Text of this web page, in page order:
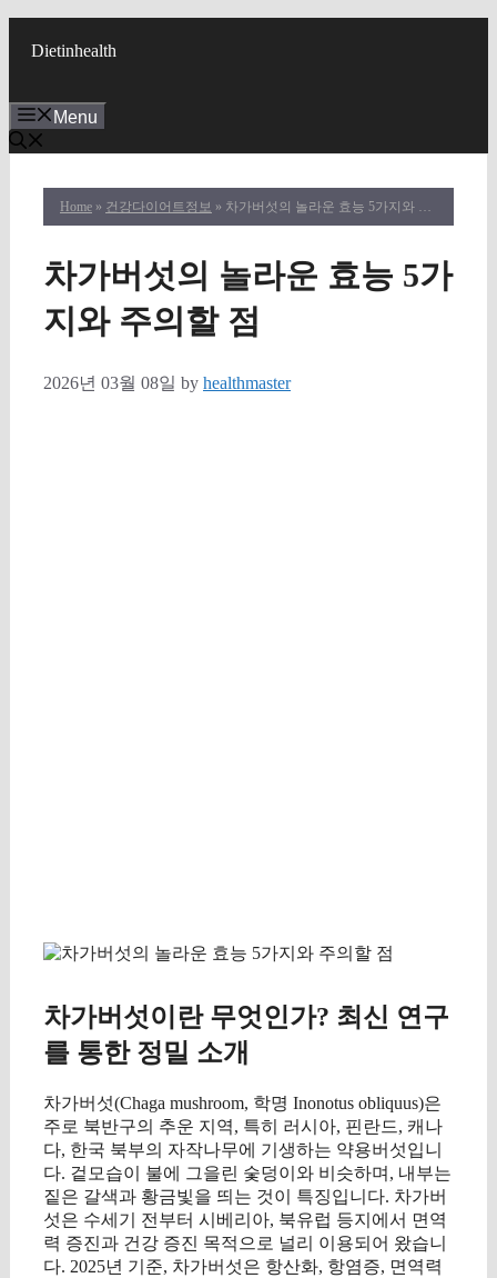
Dietinhealth
Menu
Home » 건강다이어트정보 » 차가버섯의 놀라운 효능 5가지와 주의할 점
차가버섯의 놀라운 효능 5가
지와 주의할 점
2026년 03월 08일 by healthmaster
차가버섯이란 무엇인가? 최신 연구
를 통한 정밀 소개
차가버섯(Chaga mushroom, 학명 Inonotus obliquus)은
주로 북반구의 추운 지역, 특히 러시아, 핀란드, 캐나
다, 한국 북부의 자작나무에 기생하는 약용버섯입니
다. 겉모습이 불에 그을린 숯덩이와 비슷하며, 내부는
짙은 갈색과 황금빛을 띄는 것이 특징입니다. 차가버
섯은 수세기 전부터 시베리아, 북유럽 등지에서 면역
력 증진과 건강 증진 목적으로 널리 이용되어 왔습니
다. 2025년 기준, 차가버섯은 항산화, 항염증, 면역력